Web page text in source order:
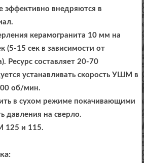
эффективно внедряются в
керамогранита 10 мм на
(5-15 сек в зависимости от
Ресурс составляет 20-70
устанавливать скорость УШМ в
об/мин.
в сухом режиме покачивающими
давления на сверло.
125 и 115.